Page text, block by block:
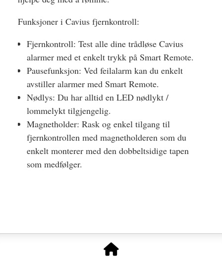
Funksjoner i Cavius fjernkontroll:
Fjernkontroll: Test alle dine trådløse Cavius
alarmer med et enkelt trykk på Smart Remote.
Pausefunksjon: Ved feilalarm kan du enkelt
avstiller alarmer med Smart Remote.
Nødlys: Du har alltid en LED nødlykt /
lommelykt tilgjengelig.
Magnetholder: Rask og enkel tilgang til
fjernkontrollen med magnetholderen som du
enkelt monterer med den dobbeltsidige tapen
som medfølger.